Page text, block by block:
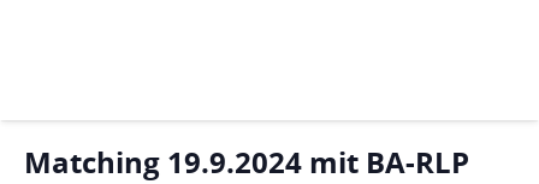
Matching 19.9.2024 mit BA-RLP